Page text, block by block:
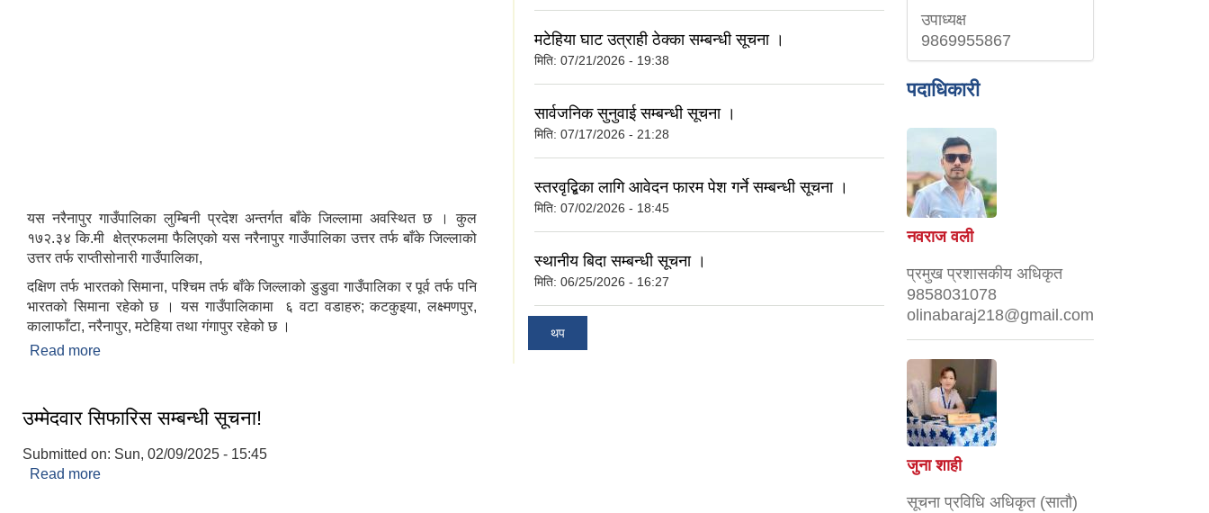
यस नरैनापुर गाउँपालिका लुम्बिनी प्रदेश अन्तर्गत बाँके जिल्लामा अवस्थित छ । कुल
१७२.३४ कि.मी क्षेत्रफलमा फैलिएको यस नरैनापुर गाउँपालिका उत्तर तर्फ बाँके जिल्लाको
उत्तर तर्फ राप्तीसोनारी गाउँपालिका,
दक्षिण तर्फ भारतको सिमाना, पश्चिम तर्फ बाँके जिल्लाको डुडुवा गाउँपालिका र पूर्व तर्फ पनि
भारतको सिमाना रहेको छ । यस गाउँपालिकामा ६ वटा वडाहरु; कटकुइया, लक्ष्मणपुर,
कालाफाँटा, नरैनापुर, मटेहिया तथा गंगापुर रहेको छ ।
Read more
उम्मेदवार सिफारिस सम्बन्धी सूचना!
Submitted on: Sun, 02/09/2025 - 15:45
Read more
मटेहिया घाट उत्राही ठेक्का सम्बन्धी सूचना ।
मिति: 07/21/2026 - 19:38
सार्वजनिक सुनुवाई सम्बन्धी सूचना ।
मिति: 07/17/2026 - 21:28
स्तरवृद्बिका लागि आवेदन फारम पेश गर्ने सम्बन्धी सूचना ।
मिति: 07/02/2026 - 18:45
स्थानीय बिदा सम्बन्धी सूचना ।
मिति: 06/25/2026 - 16:27
थप
उपाध्यक्ष
9869955867
पदाधिकारी
नवराज वली
प्रमुख प्रशासकीय अधिकृत
9858031078
olinabaraj218@gmail.com
जुना शाही
सूचना प्रविधि अधिकृत (सातौ)